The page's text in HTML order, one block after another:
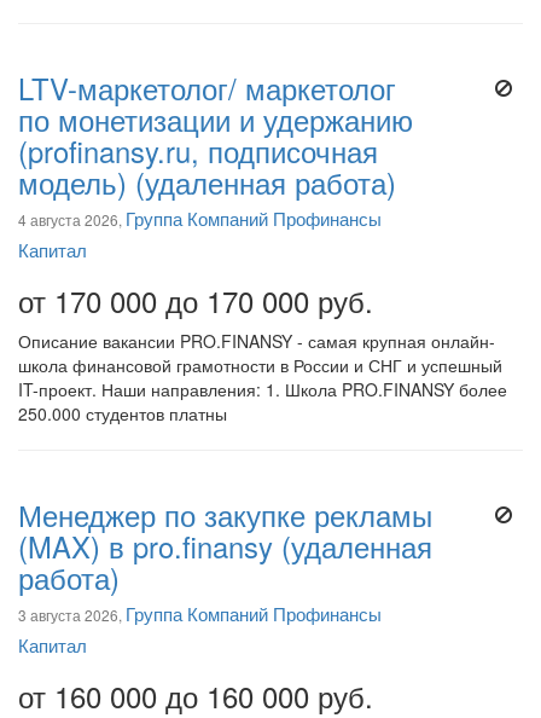
LTV-маркетолог/ маркетолог
по монетизации и удержанию
(profinansy.ru, подписочная
модель) (удаленная работа)
4 августа 2026, Группа Компаний Профинансы
Капитал
от 170 000 до 170 000 руб.
Описание вакансии PRO.FINANSY - самая крупная онлайн-
школа финансовой грамотности в России и СНГ и успешный
IT-проект. Наши направления: 1. Школа PRO.FINANSY более
250.000 студентов платны
Менеджер по закупке рекламы
(MAX) в pro.finansy (удаленная
работа)
3 августа 2026, Группа Компаний Профинансы
Капитал
от 160 000 до 160 000 руб.